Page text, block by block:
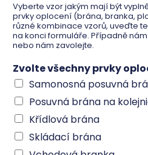
Vyberte vzor jakým mají být
prvky oplocení (brána, branka,
různé kombinace vzorů, uveďte
na konci formuláře. Případně
nebo nám zavolejte.
Zvolte všechny prvky
Samonosná posuvná
Posuvná brána na
Křídlová brána
Skládací brána